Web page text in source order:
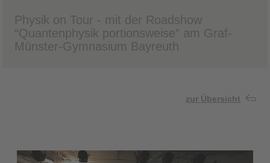
Physik on Tour - mit der Roadshow
“Quantenphysik portionsweise” am Graf-
Münster-Gymnasium Bayreuth
zur Übersicht